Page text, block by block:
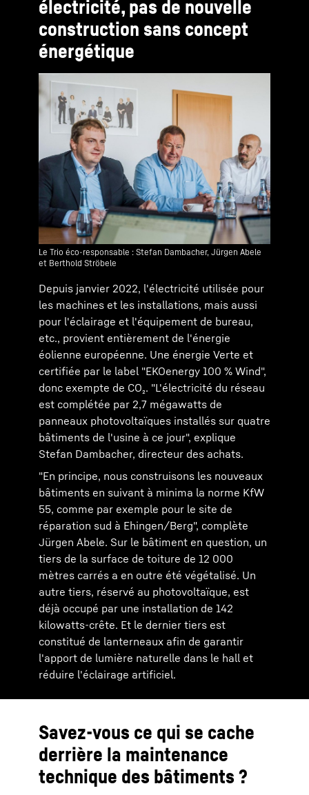
électricité, pas de nouvelle
construction sans concept
énergétique
Le Trio éco-responsable : Stefan Dambacher, Jürgen Abele
et Berthold Ströbele
Depuis janvier 2022, l'électricité utilisée pour
les machines et les installations, mais aussi
pour l'éclairage et l'équipement de bureau,
etc., provient entièrement de l'énergie
éolienne européenne. Une énergie Verte et
certifiée par le label "EKOenergy 100 % Wind",
donc exempte de CO₂. "L'électricité du réseau
est complétée par 2,7 mégawatts de
panneaux photovoltaïques installés sur quatre
bâtiments de l'usine à ce jour", explique
Stefan Dambacher, directeur des achats.
"En principe, nous construisons les nouveaux
bâtiments en suivant à minima la norme KfW
55, comme par exemple pour le site de
réparation sud à Ehingen/Berg", complète
Jürgen Abele. Sur le bâtiment en question, un
tiers de la surface de toiture de 12 000
mètres carrés a en outre été végétalisé. Un
autre tiers, réservé au photovoltaïque, est
déjà occupé par une installation de 142
kilowatts-crête. Et le dernier tiers est
constitué de lanterneaux afin de garantir
l'apport de lumière naturelle dans le hall et
réduire l'éclairage artificiel.
Savez-vous ce qui se cache
derrière la maintenance
technique des bâtiments ?